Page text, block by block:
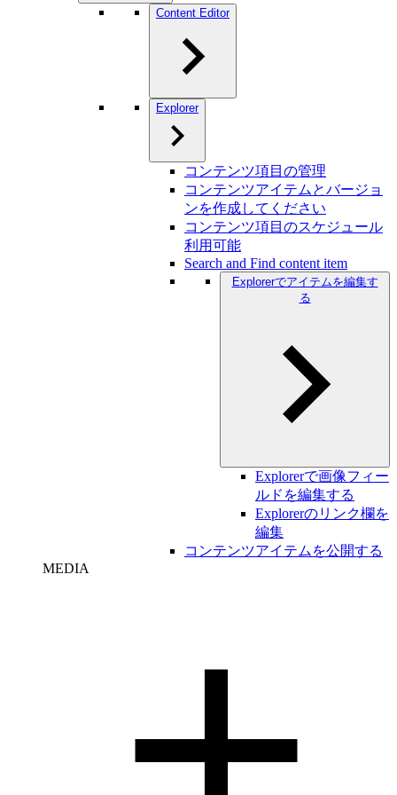
Content Editor
Explorer
コンテンツ項目の管理
コンテンツアイテムとバージョ
ンを作成してください
コンテンツ項目のスケジュール
利用可能
Search and Find content item
Explorerでアイテムを編集す
る
Explorerで画像フィー
ルドを編集する
Explorerのリンク欄を
編集
コンテンツアイテムを公開する
MEDIA